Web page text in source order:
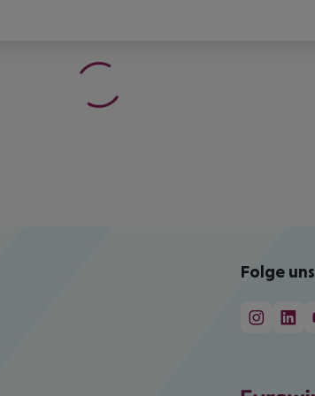
Folge uns